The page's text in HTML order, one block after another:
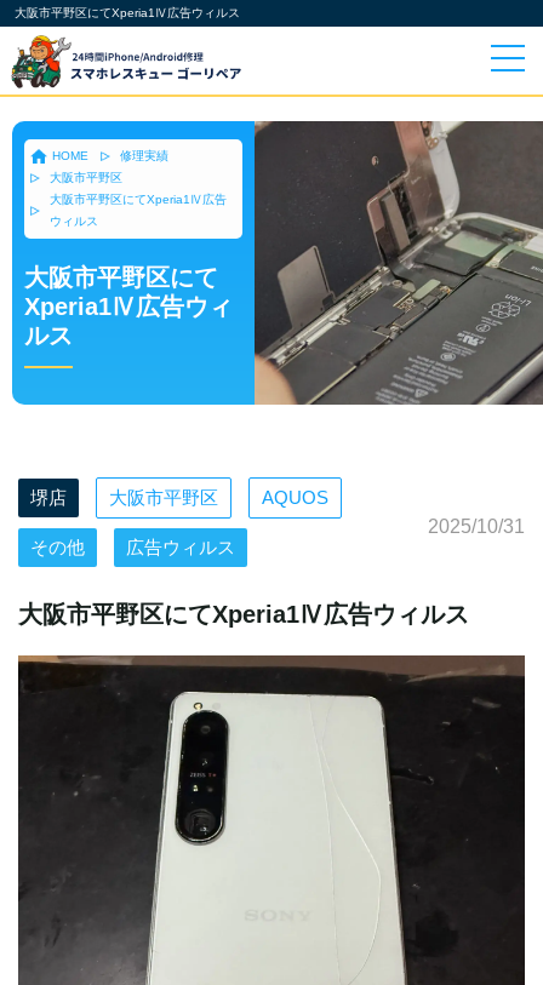
大阪市平野区にてXperia1Ⅳ広告ウィルス
HOME
修理実績
大阪市平野区
大阪市平野区にてXperia1Ⅳ広告
ウィルス
大阪市平野区にて
Xperia1Ⅳ広告ウィ
ルス
堺店 大阪市平野区 AQUOS
その他 広告ウィルス
2025/10/31
大阪市平野区にてXperia1Ⅳ広告ウィルス